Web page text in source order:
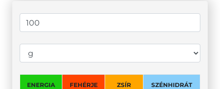
ENERGIA FEHÉRJE ZSÍR SZÉNHIDRÁT